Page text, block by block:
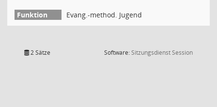
Evang.-method. Jugend
2 Sätze Software:SitzungsdienstSession(Wird in